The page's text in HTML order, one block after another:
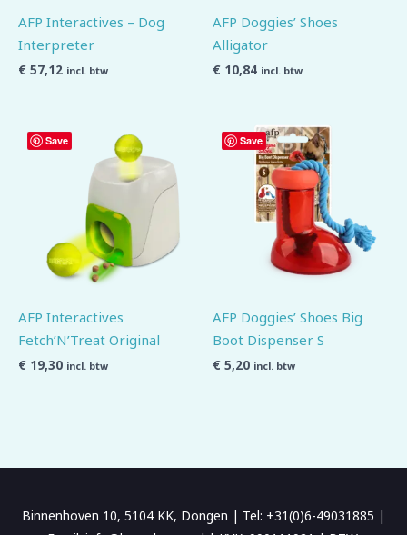
AFP Interactives – Dog
Interpreter
€ 57,12 incl. btw
AFP Doggies’ Shoes
Alligator
€ 10,84 incl. btw
Save
AFP Interactives
Fetch’N’Treat Original
€ 19,30 incl. btw
Save
AFP Doggies’ Shoes Big
Boot Dispenser S
€ 5,20 incl. btw
Binnenhoven 10, 5104 KK, Dongen | Tel: +31(0)6-49031885 |